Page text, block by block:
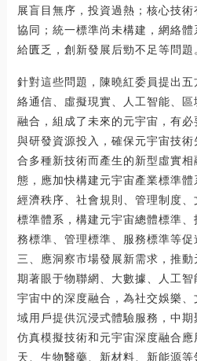
展盲目無序，投資過熱；核心技
協同；統一標準尚未構建，網絡
給匱乏，創新發展后勁不足等問題
針對這些問題，陳曉紅委員提出
絡通信、虛擬現實、人工智能、
融合，組成了未來的元宇宙，有
與研發資源投入，確保元宇宙技
合多種新技術而產生的新型虛實
態，應加快構建元宇宙產業標準體
經濟秩序、社會規則、管理制度
標準體系，構建元宇宙總體標準
務標準、管理標準、服務標準等促
三、應洞察市場發展新需求，推
期著眼于物聯網、大數據、人工
宇宙中的深度融合，為社交娛樂
域用戶提供沉浸式體驗服務，中期
仿真模擬技術和元宇宙深度融合
天、生物醫藥、新材料、新能源